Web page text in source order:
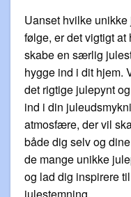
Uanset hvilke
følge, er det vigtigt
skabe en særlig
hygge ind i dit hjem.
det rigtige julepynt
ind i din
atmosfære, der vil
både dig selv og
de mange unikke
og lad dig inspirere
julestemning.